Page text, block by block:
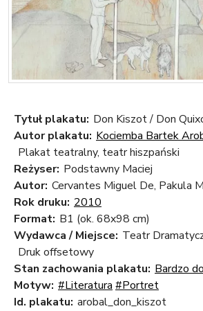
Tytuł plakatu: Don Kiszot / Don
Autor plakatu: Kociemba Bartek
Plakat teatralny, teatr hiszpański
Reżyser: Podstawny Maciej
Autor: Cervantes Miguel De, Pakula
Rok druku: 2010
Format: B1 (ok. 68x98 cm)
Wydawca / Miejsce: Teatr
Druk offsetowy
Stan zachowania plakatu: Bardzo
Motyw: #Literatura #Portret
Id. plakatu: arobal_don_kiszot